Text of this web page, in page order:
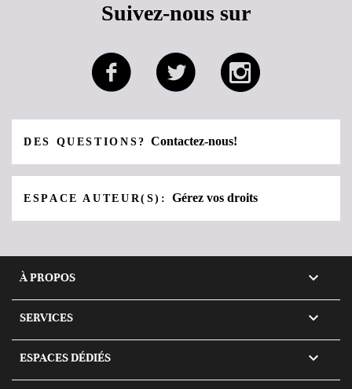
Suivez-nous sur
DES QUESTIONS?Contactez-nous!
ESPACE AUTEUR(S):Gérez vos droits
À PROPOS 
SERVICES 
ESPACES DÉDIÉS 